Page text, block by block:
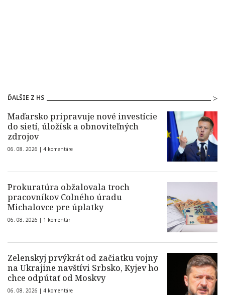
ĎALŠIE Z HS
Maďarsko pripravuje nové investície
do sietí, úložísk a obnoviteľných
zdrojov
06. 08. 2026 | 4 komentáre
Prokuratúra obžalovala troch
pracovníkov Colného úradu
Michalovce pre úplatky
06. 08. 2026 | 1 komentár
Zelenskyj prvýkrát od začiatku vojny
na Ukrajine navštívi Srbsko, Kyjev ho
chce odpútať od Moskvy
06. 08. 2026 | 4 komentáre